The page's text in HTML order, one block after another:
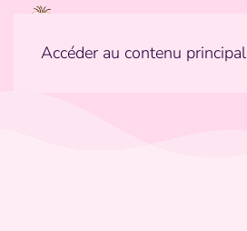
Accéder au contenu principal